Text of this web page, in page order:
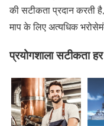
की सटीकता प्रदान करती
माप के लिए अत्यधिक
प्रयोगशाला सटीकता